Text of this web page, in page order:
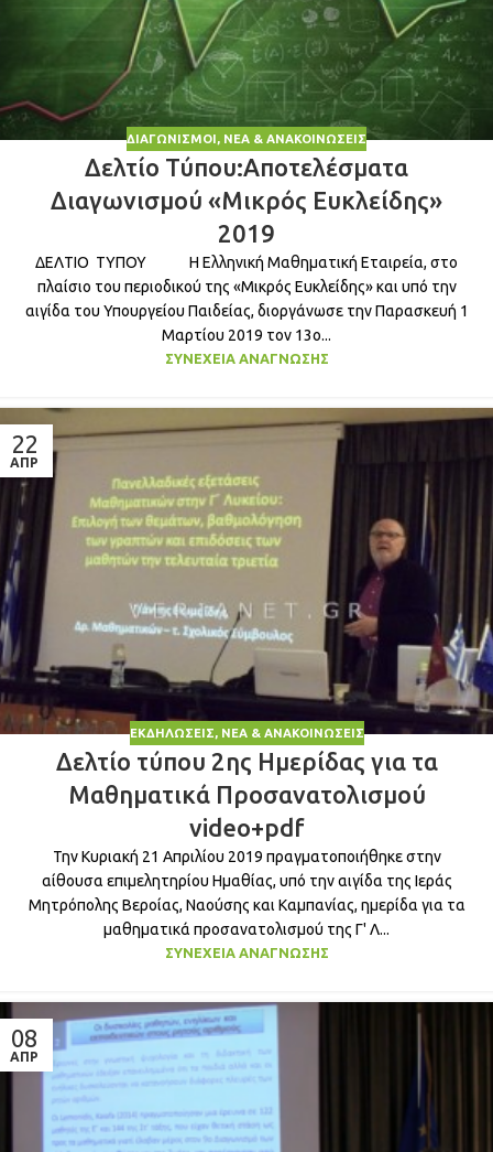
ΔΙΑΓΩΝΙΣΜΟΊ, ΝΈΑ & ΑΝΑΚΟΙΝΏΣΕΙΣ
Δελτίο Τύπου:Αποτελέσματα
Διαγωνισμού «Μικρός Ευκλείδης»
2019
ΔΕΛΤΙΟ ΤΥΠΟΥ Η Ελληνική Μαθηματική Εταιρεία, στο
πλαίσιο του περιοδικού της «Μικρός Ευκλείδης» και υπό την
αιγίδα του Υπουργείου Παιδείας, διοργάνωσε την Παρασκευή 1
Μαρτίου 2019 τον 13ο...
ΣΥΝΈΧΕΙΑ ΑΝΆΓΝΩΣΗΣ
22
ΑΠΡ
ΕΚΔΗΛΏΣΕΙΣ, ΝΈΑ & ΑΝΑΚΟΙΝΏΣΕΙΣ
Δελτίο τύπου 2ης Ημερίδας για τα
Μαθηματικά Προσανατολισμού
video+pdf
Την Κυριακή 21 Απριλίου 2019 πραγματοποιήθηκε στην
αίθουσα επιμελητηρίου Ημαθίας, υπό την αιγίδα της Ιεράς
Μητρόπολης Βεροίας, Ναούσης και Καμπανίας, ημερίδα για τα
μαθηματικά προσανατολισμού της Γ' Λ...
ΣΥΝΈΧΕΙΑ ΑΝΆΓΝΩΣΗΣ
08
ΑΠΡ